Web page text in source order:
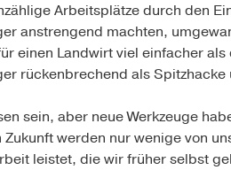
Arbeitsplätze durch den
anstrengend machten,
einen Landwirt viel einfacher
rückenbrechend als Spitzhacke
sein, aber neue Werkzeuge
werden nur wenige von
leistet, die wir früher selbst